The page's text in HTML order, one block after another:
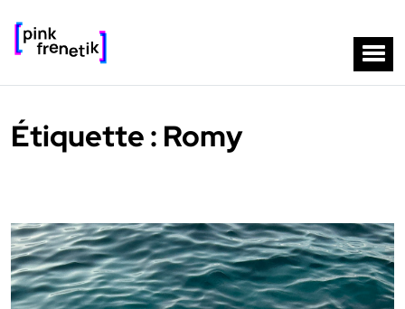
Étiquette : Romy